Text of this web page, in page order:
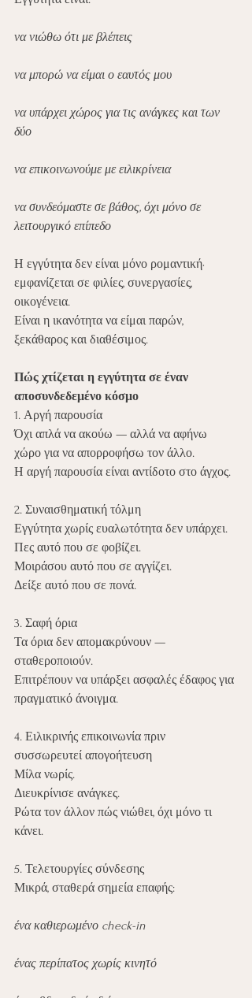
να νιώθω ότι με βλέπεις
να μπορώ να είμαι ο εαυτός μου
να υπάρχει χώρος για τις ανάγκες και των
δύο
να επικοινωνούμε με ειλικρίνεια
να συνδεόμαστε σε βάθος, όχι μόνο σε
λειτουργικό επίπεδο
Η εγγύτητα δεν είναι μόνο ρομαντική·
εμφανίζεται σε φιλίες, συνεργασίες,
οικογένεια.
Είναι η ικανότητα να είμαι παρών,
ξεκάθαρος και διαθέσιμος.
Πώς χτίζεται η εγγύτητα σε έναν
αποσυνδεδεμένο κόσμο
1. Αργή παρουσία
Όχι απλά να ακούω — αλλά να αφήνω
χώρο για να απορροφήσω τον άλλο.
Η αργή παρουσία είναι αντίδοτο στο άγχος.
2. Συναισθηματική τόλμη
Εγγύτητα χωρίς ευαλωτότητα δεν υπάρχει.
Πες αυτό που σε φοβίζει.
Μοιράσου αυτό που σε αγγίζει.
Δείξε αυτό που σε πονά.
3. Σαφή όρια
Τα όρια δεν απομακρύνουν —
σταθεροποιούν.
Επιτρέπουν να υπάρξει ασφαλές έδαφος για
πραγματικό άνοιγμα.
4. Ειλικρινής επικοινωνία πριν
συσσωρευτεί απογοήτευση
Μίλα νωρίς.
Διευκρίνισε ανάγκες.
Ρώτα τον άλλον πώς νιώθει, όχι μόνο τι
κάνει.
5. Τελετουργίες σύνδεσης
Μικρά, σταθερά σημεία επαφής:
ένα καθιερωμένο check-in
ένας περίπατος χωρίς κινητό